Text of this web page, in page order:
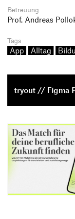
Betreuung
Prof. Andreas
Tags
App Alltag
tryout // Figma